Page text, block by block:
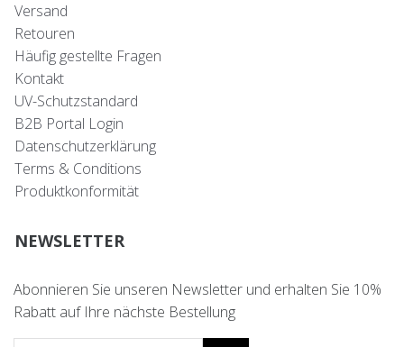
Versand
Retouren
Häufig gestellte Fragen
Kontakt
UV-Schutzstandard
B2B Portal Login
Datenschutzerklärung
Terms & Conditions
Produktkonformität
NEWSLETTER
Abonnieren Sie unseren Newsletter und erhalten Sie 10%
Rabatt auf Ihre nächste Bestellung